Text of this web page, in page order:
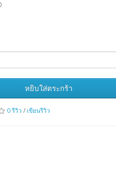
หยิบใส่ตระกร้า
0 รีวิว / เขียนรีวิว